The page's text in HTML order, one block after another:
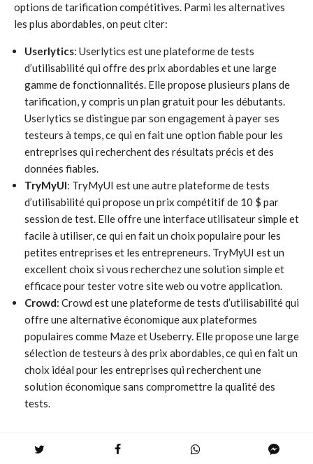
options de tarification compétitives. Parmi les alternatives
les plus abordables, on peut citer:
Userlytics: Userlytics est une plateforme de tests
d’utilisabilité qui offre des prix abordables et une large
gamme de fonctionnalités. Elle propose plusieurs plans de
tarification, y compris un plan gratuit pour les débutants.
Userlytics se distingue par son engagement à payer ses
testeurs à temps, ce qui en fait une option fiable pour les
entreprises qui recherchent des résultats précis et des
données fiables.
TryMyUI: TryMyUI est une autre plateforme de tests
d’utilisabilité qui propose un prix compétitif de 10 $ par
session de test. Elle offre une interface utilisateur simple et
facile à utiliser, ce qui en fait un choix populaire pour les
petites entreprises et les entrepreneurs. TryMyUI est un
excellent choix si vous recherchez une solution simple et
efficace pour tester votre site web ou votre application.
Crowd: Crowd est une plateforme de tests d’utilisabilité qui
offre une alternative économique aux plateformes
populaires comme Maze et Useberry. Elle propose une large
sélection de testeurs à des prix abordables, ce qui en fait un
choix idéal pour les entreprises qui recherchent une
solution économique sans compromettre la qualité des
tests.
Alternatives complètes : Des
fonctionnalités avancées pour des